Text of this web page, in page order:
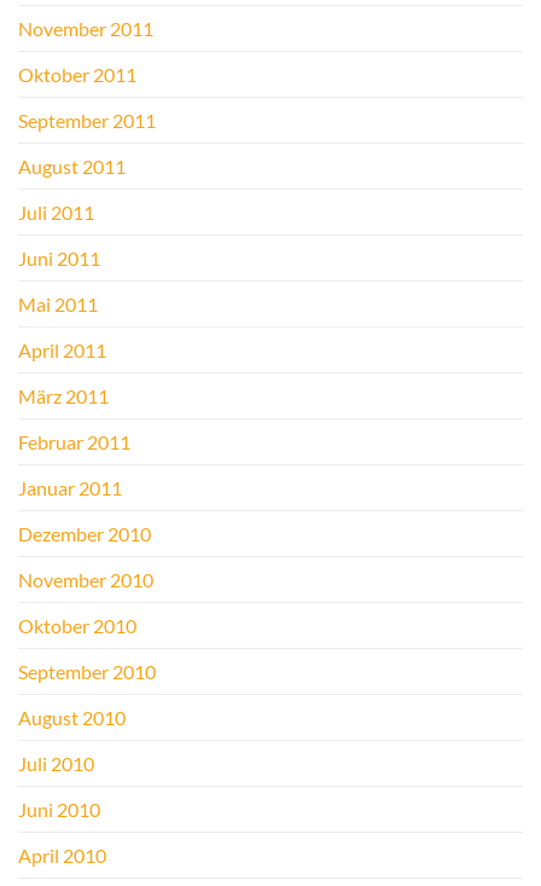
November 2011
Oktober 2011
September 2011
August 2011
Juli 2011
Juni 2011
Mai 2011
April 2011
März 2011
Februar 2011
Januar 2011
Dezember 2010
November 2010
Oktober 2010
September 2010
August 2010
Juli 2010
Juni 2010
April 2010